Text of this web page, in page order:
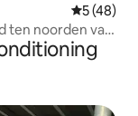
5 (48)
ten noorden van